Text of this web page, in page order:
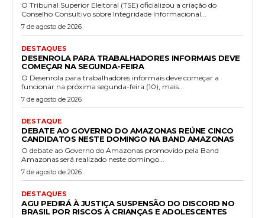
O Tribunal Superior Eleitoral (TSE) oficializou a criação do
Conselho Consultivo sobre Integridade Informacional...
7 de agosto de 2026
DESTAQUES
DESENROLA PARA TRABALHADORES INFORMAIS DEVE
COMEÇAR NA SEGUNDA-FEIRA
O Desenrola para trabalhadores informais deve começar a
funcionar na próxima segunda-feira (10), mais...
7 de agosto de 2026
DESTAQUE
DEBATE AO GOVERNO DO AMAZONAS REÚNE CINCO
CANDIDATOS NESTE DOMINGO NA BAND AMAZONAS
O debate ao Governo do Amazonas promovido pela Band
Amazonas será realizado neste domingo...
7 de agosto de 2026
DESTAQUES
AGU PEDIRÁ À JUSTIÇA SUSPENSÃO DO DISCORD NO
BRASIL POR RISCOS A CRIANÇAS E ADOLESCENTES